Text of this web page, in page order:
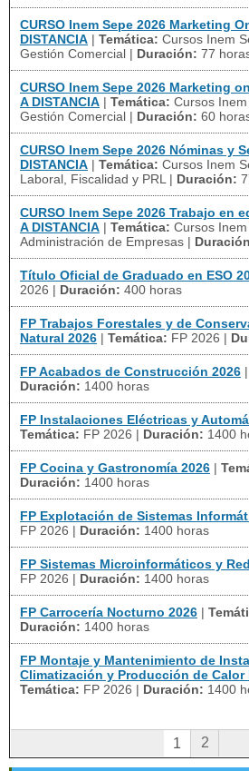
CURSO Inem Sepe 2026 Marketing
DISTANCIA | Temática: Cursos Inem
Gestión Comercial | Duración: 77
CURSO Inem Sepe 2026 Marketing
A DISTANCIA | Temática: Cursos
Gestión Comercial | Duración: 60
CURSO Inem Sepe 2026 Nóminas y
DISTANCIA | Temática: Cursos Inem
Laboral, Fiscalidad y PRL | Duración:
CURSO Inem Sepe 2026 Trabajo en
A DISTANCIA | Temática: Cursos
Administración de Empresas |
Título Oficial de Graduado en ESO
2026 | Duración: 400 horas
FP Trabajos Forestales y de
Natural 2026 | Temática: FP 2026 |
FP Acabados de Construcción 2026 |
Duración: 1400 horas
FP Instalaciones Eléctricas y
Temática: FP 2026 | Duración: 1400
FP Cocina y Gastronomía 2026 |
Duración: 1400 horas
FP Explotación de Sistemas
FP 2026 | Duración: 1400 horas
FP Sistemas Microinformáticos y
FP 2026 | Duración: 1400 horas
FP Carrocería Nocturno 2026 |
Duración: 1400 horas
FP Montaje y Mantenimiento de
Climatización y Producción de Calor
Temática: FP 2026 | Duración: 1400
1 2